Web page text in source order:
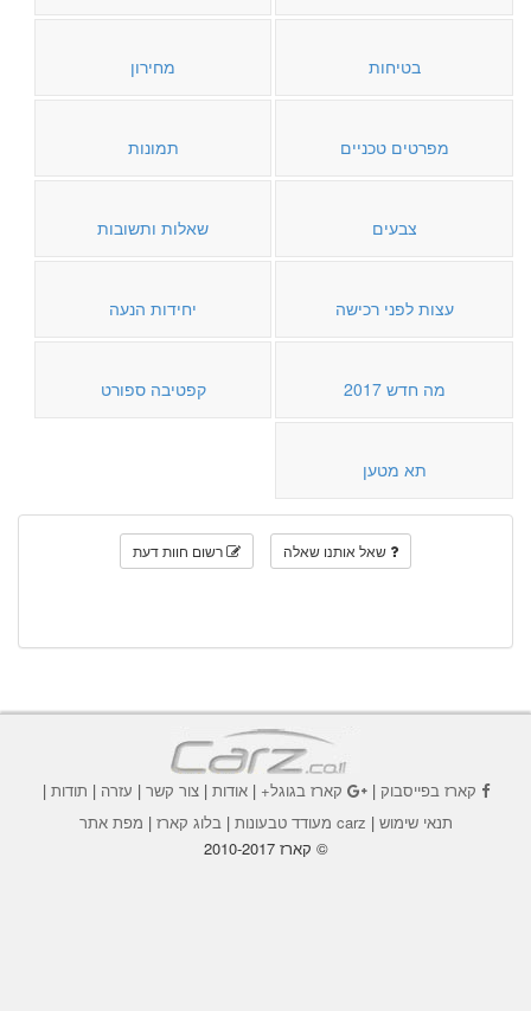
בטיחות מחירון
מפרטים טכניים תמונות
צבעים שאלות ותשובות
עצות לפני רכישה יחידות הנעה
מה חדש 2017 קפטיבה ספורט
תא מטען
שאל אותנו שאלה רשום חוות דעת
קארז בפייסבוק| קארז בגוגל+|אודות |צור קשר | עזרה | תודות |
תנאי שימוש | carz מעודד טבעונות | בלוג קארז | מפת אתר
© קארז 2010-2017